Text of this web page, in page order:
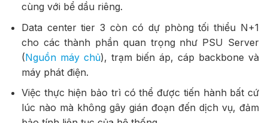
cùng với bể dầu riêng.
Data center tier 3 còn có dự phòng tối thiểu N+1
cho các thành phần quan trọng như PSU Server
(Nguồn máy chủ), trạm biến áp, cáp backbone và
máy phát điện.
Việc thực hiện bảo trì có thể được tiến hành bất cứ
lúc nào mà không gây gián đoạn đến dịch vụ, đảm